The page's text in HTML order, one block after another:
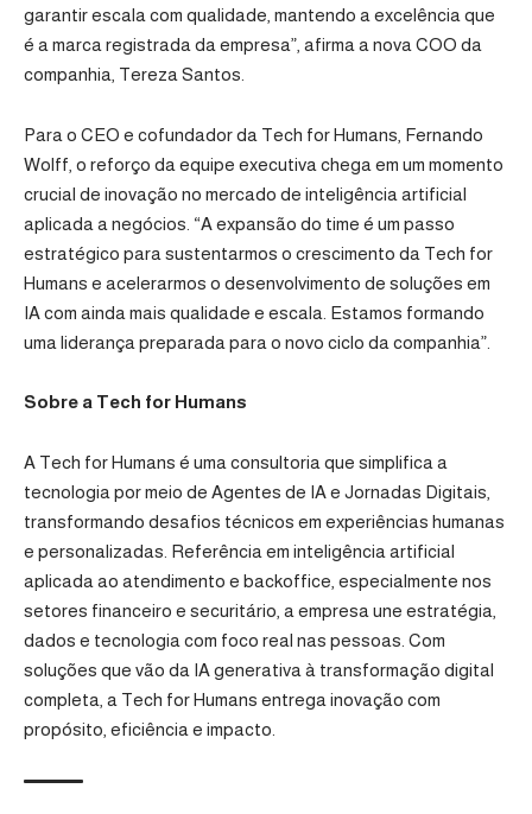
garantir escala com qualidade, mantendo a excelência que
é a marca registrada da empresa”, afirma a nova COO da
companhia, Tereza Santos.
Para o CEO e cofundador da Tech for Humans, Fernando
Wolff, o reforço da equipe executiva chega em um momento
crucial de inovação no mercado de inteligência artificial
aplicada a negócios. “A expansão do time é um passo
estratégico para sustentarmos o crescimento da Tech for
Humans e acelerarmos o desenvolvimento de soluções em
IA com ainda mais qualidade e escala. Estamos formando
uma liderança preparada para o novo ciclo da companhia”.
Sobre a Tech for Humans
A Tech for Humans é uma consultoria que simplifica a
tecnologia por meio de Agentes de IA e Jornadas Digitais,
transformando desafios técnicos em experiências humanas
e personalizadas. Referência em inteligência artificial
aplicada ao atendimento e backoffice, especialmente nos
setores financeiro e securitário, a empresa une estratégia,
dados e tecnologia com foco real nas pessoas. Com
soluções que vão da IA generativa à transformação digital
completa, a Tech for Humans entrega inovação com
propósito, eficiência e impacto.